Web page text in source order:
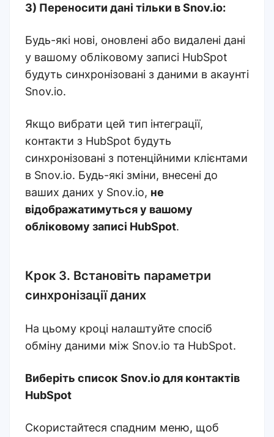
3) Переносити дані тільки в Snov.io:
Будь-які нові, оновлені або видалені дані
у вашому обліковому записі HubSpot
будуть синхронізовані з даними в акаунті
Snov.io.
Якщо вибрати цей тип інтеграції,
контакти з HubSpot будуть
синхронізовані з потенційними клієнтами
в Snov.io. Будь-які зміни, внесені до
ваших даних у Snov.io, не
відображатимуться у вашому
обліковому записі HubSpot.
Крок 3. Встановіть параметри
синхронізації даних
На цьому кроці налаштуйте спосіб
обміну даними між Snov.io та HubSpot.
Виберіть список Snov.io для контактів
HubSpot
Скористайтеся спадним меню, щоб